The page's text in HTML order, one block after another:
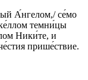
А́нгелом,/ се́мо
темни́цы
Ники́те, и
прише́ствие.